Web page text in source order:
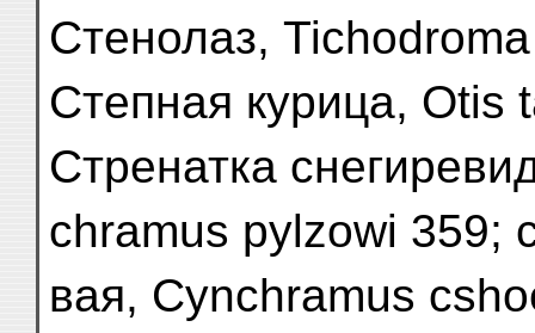
Стенолаз,
Степная курица, Otis
Стренатка
chramus pylzowi 359;
вая, Cynchramus